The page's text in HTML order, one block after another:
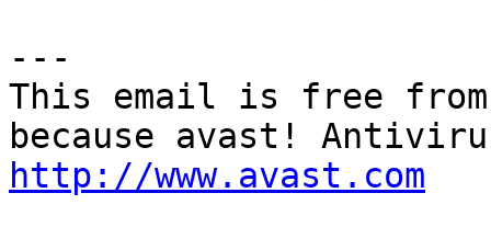
---
This email is free from
http://www.avast.com